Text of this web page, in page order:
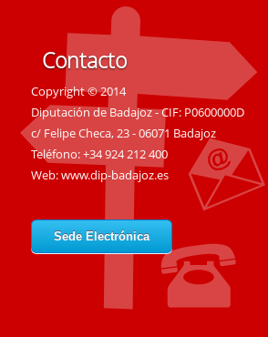
Contacto
Copyright © 2014
Diputación de Badajoz - CIF: P0600000D
c/ Felipe Checa, 23 - 06071 Badajoz
Teléfono: +34 924 212 400
Web:www.dip-badajoz.es
Sede Electrónica